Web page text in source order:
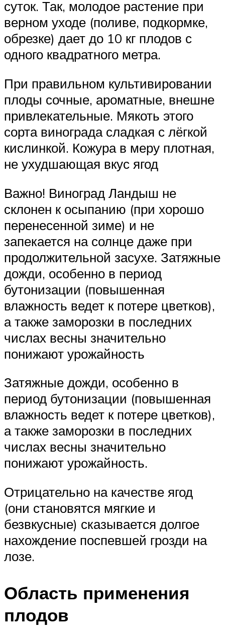
суток. Так, молодое растение при
верном уходе (поливе, подкормке,
обрезке) дает до 10 кг плодов с
одного квадратного метра.
При правильном культивировании
плоды сочные, ароматные, внешне
привлекательные. Мякоть этого
сорта винограда сладкая с лёгкой
кислинкой. Кожура в меру плотная,
не ухудшающая вкус ягод
Важно! Виноград Ландыш не
склонен к осыпанию (при хорошо
перенесенной зиме) и не
запекается на солнце даже при
продолжительной засухе. Затяжные
дожди, особенно в период
бутонизации (повышенная
влажность ведет к потере цветков),
а также заморозки в последних
числах весны значительно
понижают урожайность
Затяжные дожди, особенно в
период бутонизации (повышенная
влажность ведет к потере цветков),
а также заморозки в последних
числах весны значительно
понижают урожайность.
Отрицательно на качестве ягод
(они становятся мягкие и
безвкусные) сказывается долгое
нахождение поспевшей грозди на
лозе.
Область применения
плодов